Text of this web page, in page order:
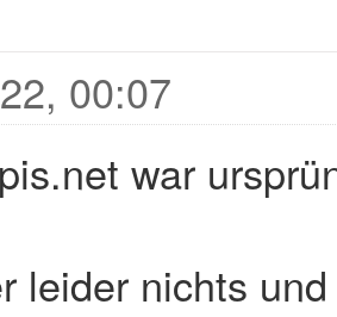
00:07
war
leider nichts